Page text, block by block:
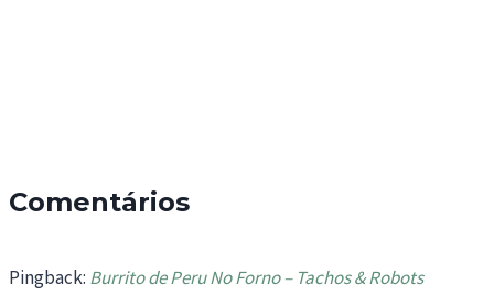
Comentários
Pingback: Burrito de Peru No Forno – Tachos & Robots